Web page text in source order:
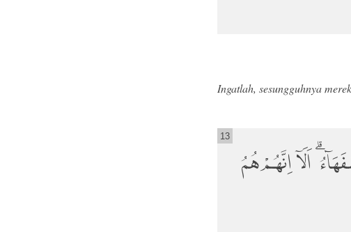
Ingatlah, sesungguhnya
اَلَآ اِنَّهُمْ هُمُ
13